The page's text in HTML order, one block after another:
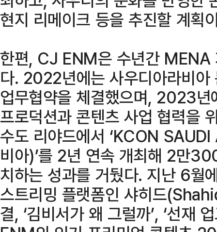
현지 리메이크 등을 추진할 계획
한편, CJ ENM은 수년간 MENA
다. 2022년에는 사우디아라비아
업무협약을 체결했으며, 2023년
프로덕션과 콘텐츠 사업 협력을
수도 리야드에서 ‘KCON
비아)’를 2년 연속 개최해 2만
치하는 성과를 거뒀다. 지난 6월
스트리밍 플랫폼인 샤히드
결, ‘김비서가 왜 그럴까’, ‘선재